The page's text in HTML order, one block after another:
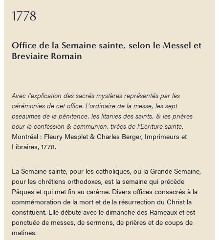
1778
Office de la Semaine sainte, selon le Messel et
Breviaire Romain
Avec l’explication des sacrés mystères représentés par les
cérémonies de cet office. L’ordinaire de la messe, les sept
pseaumes de la pénitence, les litanies des saints, & les prières
pour la confession & communion, tirées de l’Ecriture sainte.
Montréal : Fleury Mesplet & Charles Berger, Imprimeurs et
Libraires, 1778.
La Semaine sainte, pour les catholiques, ou la Grande Semaine,
pour les chrétiens orthodoxes, est la semaine qui précède
Pâques et qui met fin au carême. Divers offices consacrés à la
commémoration de la mort et de la résurrection du Christ la
constituent. Elle débute avec le dimanche des Rameaux et est
ponctuée de messes, de sermons, de prières et de coups de
matines.